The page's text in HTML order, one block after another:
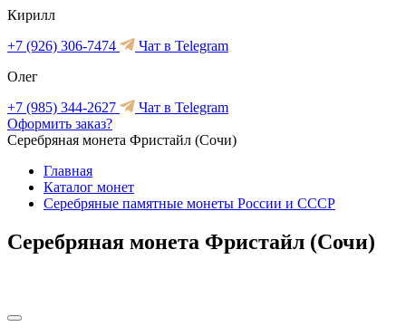
Кирилл
+7 (926) 306-7474
Чат в Telegram
Олег
+7 (985) 344-2627
Чат в Telegram
Оформить заказ?
Серебряная монета Фристайл (Сочи)
Главная
Каталог монет
Серебряные памятные монеты России и СССР
Серебряная монета Фристайл (Сочи)